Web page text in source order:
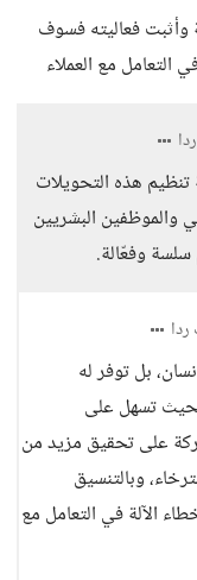
وأثبت فعاليته فسوف
مع العملاء
هذه التحويلات
والموظفين البشريين
وفعّالة.
بل توفر له
تسهل على
على تحقيق مزيد من
وبالتنسيق
الآلة في التعامل مع